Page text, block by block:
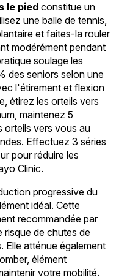
le piedconstitue un
une balle de tennis,
et faites-la rouler
modérément pendant
soulage les
des seniors selon une
l'étirement et flexion
étirez les orteils vers
maintenez 5
orteils vers vous au
Effectuez 3 séries
pour réduire les
Clinic.
progressive du
idéal. Cette
recommandée par
risque de chutes de
Elle atténue également
élément
votre mobilité.